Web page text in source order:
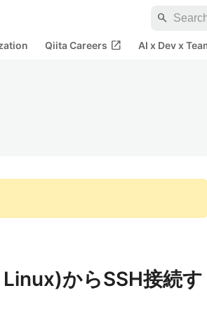
search
Qiita Careers open_in_new AI x Dev x
からSSH接続す